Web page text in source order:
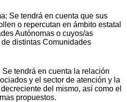
Se tendrá en cuenta que sus
o repercutan en ámbito estatal
Autónomas o cuyos/as
distintas Comunidades
tendrá en cuenta la relación
y el sector de atención y la
del mismo, así como el
propuestos.